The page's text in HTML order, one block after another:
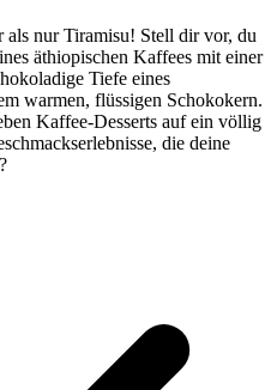
als nur Tiramisu! Stell dir vor, du
äthiopischen Kaffees mit einer
Tiefe eines
warmen, flüssigen Schokokern.
Kaffee-Desserts auf ein völlig
die deine